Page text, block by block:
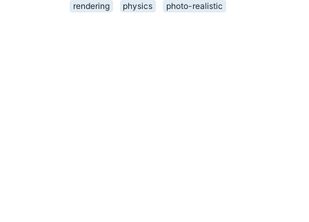
rendering physics photo-realistic